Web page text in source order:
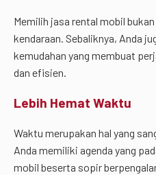
Memilih jasa rental mobil
kendaraan. Sebaliknya, Anda
kemudahan yang membuat
dan efisien.
Lebih Hemat Waktu
Waktu merupakan hal yang
Anda memiliki agenda yang
mobil beserta sopir